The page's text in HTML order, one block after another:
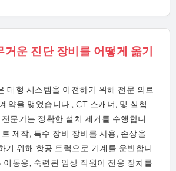
거운 진단 장비를 어떻게 옮기
대형 시스템을 이전하기 위해 전문 의료
약을 맺었습니다., CT 스캐너, 및 실험
문가는 정확한 설치 제거를 수행합니
제작, 특수 장비 장비를 사용, 손상을
기 위해 항공 트럭으로 기계를 운반합니
이동용, 숙련된 임상 직원이 전용 장치를